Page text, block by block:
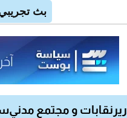
نقابات و مجتمع مدني